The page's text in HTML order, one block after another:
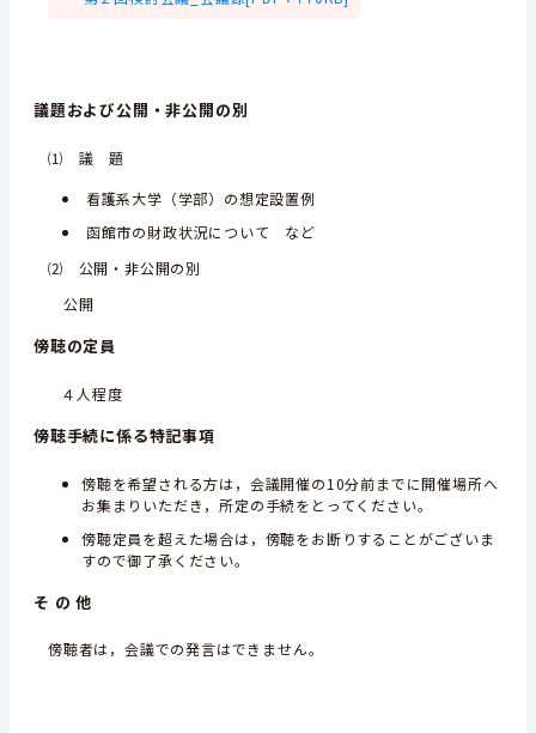
議題および公開・非公開の別
⑴ 議 題
看護系大学（学部）の想定設置例
函館市の財政状況について など
⑵ 公開・非公開の別
公開
傍聴の定員
４人程度
傍聴手続に係る特記事項
傍聴を希望される方は，会議開催の10分前までに開催場所へ
お集まりいただき，所定の手続をとってください。
傍聴定員を超えた場合は，傍聴をお断りすることがございま
すので御了承ください。
そ の 他
傍聴者は，会議での発言はできません。